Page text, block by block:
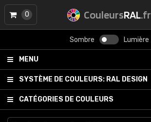
CouleursRAL.fr
Sombre Lumière
MENU
SYSTÈME DE COULEURS: RAL DESIGN
CATÉGORIES DE COULEURS
0